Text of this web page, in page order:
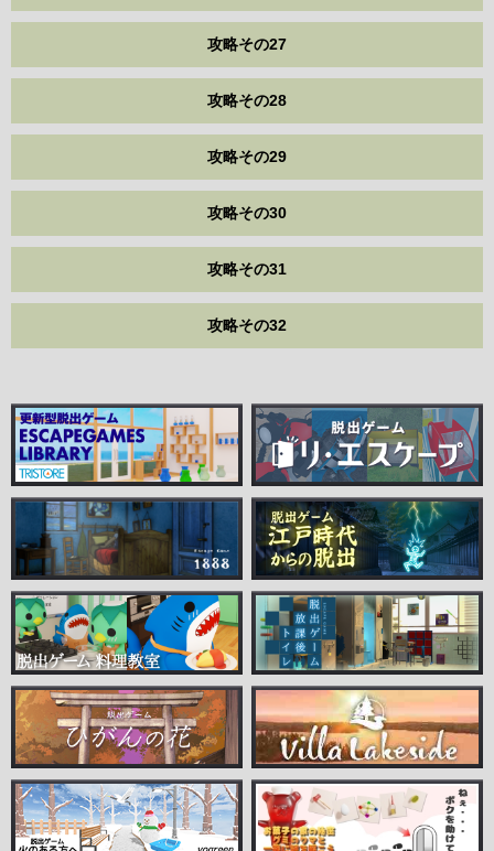
攻略その27
攻略その28
攻略その29
攻略その30
攻略その31
攻略その32